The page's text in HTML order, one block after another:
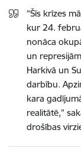
“Šīs krīzes
kur 24.
nonāca
un
Harkivā un
darbību.
kara
realitātē,”
drošības